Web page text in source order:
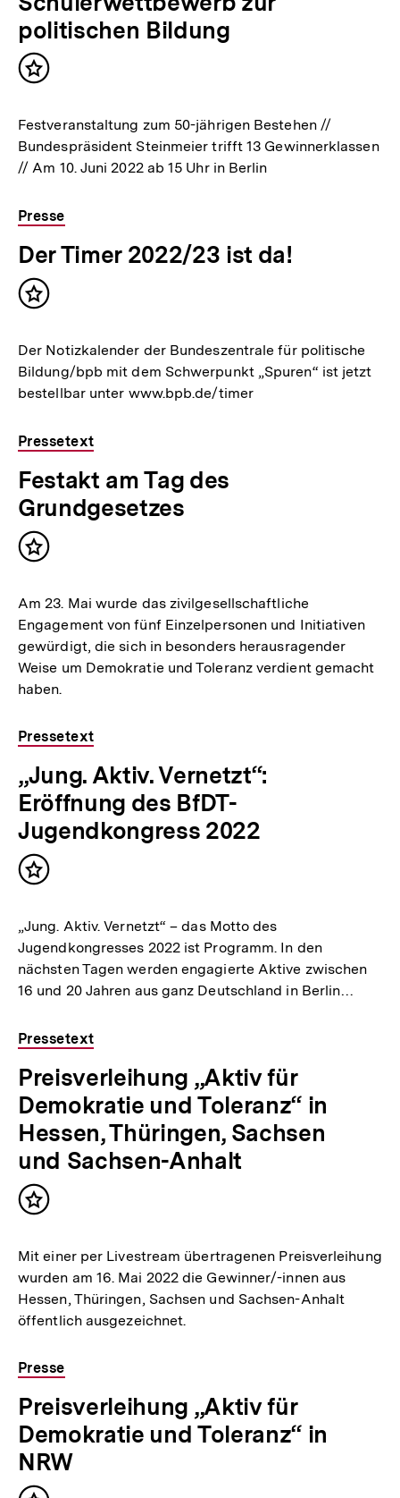
politischen Bildung
Inhalt
Festveranstaltung zum 50-jährigen Bestehen //
Bundespräsident Steinmeier trifft 13 Gewinnerklassen
// Am 10. Juni 2022 ab 15 Uhr in Berlin
Presse
Der Timer 2022/23 ist da!
Inhalt
Der Notizkalender der Bundeszentrale für politische
Bildung/bpb mit dem Schwerpunkt „Spuren“ ist jetzt
bestellbar unter www.bpb.de/timer
Pressetext
Festakt am Tag des
Grundgesetzes
Inhalt
Am 23. Mai wurde das zivilgesellschaftliche
Engagement von fünf Einzelpersonen und Initiativen
gewürdigt, die sich in besonders herausragender
Weise um Demokratie und Toleranz verdient gemacht
haben.
Pressetext
„Jung. Aktiv. Vernetzt“:
Eröffnung des BfDT-
Jugendkongress 2022
Inhalt
„Jung. Aktiv. Vernetzt“ – das Motto des
Jugendkongresses 2022 ist Programm. In den
nächsten Tagen werden engagierte Aktive zwischen
16 und 20 Jahren aus ganz Deutschland in Berlin…
Pressetext
Preisverleihung „Aktiv für
Demokratie und Toleranz“ in
Hessen, Thüringen, Sachsen
und Sachsen-Anhalt
Inhalt
Mit einer per Livestream übertragenen Preisverleihung
wurden am 16. Mai 2022 die Gewinner/-innen aus
Hessen, Thüringen, Sachsen und Sachsen-Anhalt
öffentlich ausgezeichnet.
Presse
Preisverleihung „Aktiv für
Demokratie und Toleranz“ in
NRW